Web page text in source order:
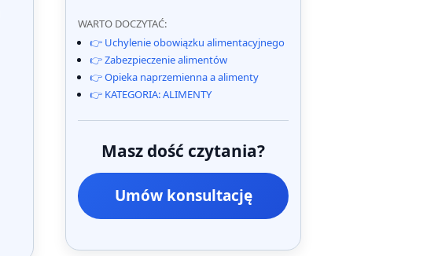
WARTO DOCZYTAĆ:
👉 Uchylenie obowiązku alimentacyjnego
👉 Zabezpieczenie alimentów
👉 Opieka naprzemienna a alimenty
👉 KATEGORIA: ALIMENTY
Masz dość czytania?
Umów konsultację